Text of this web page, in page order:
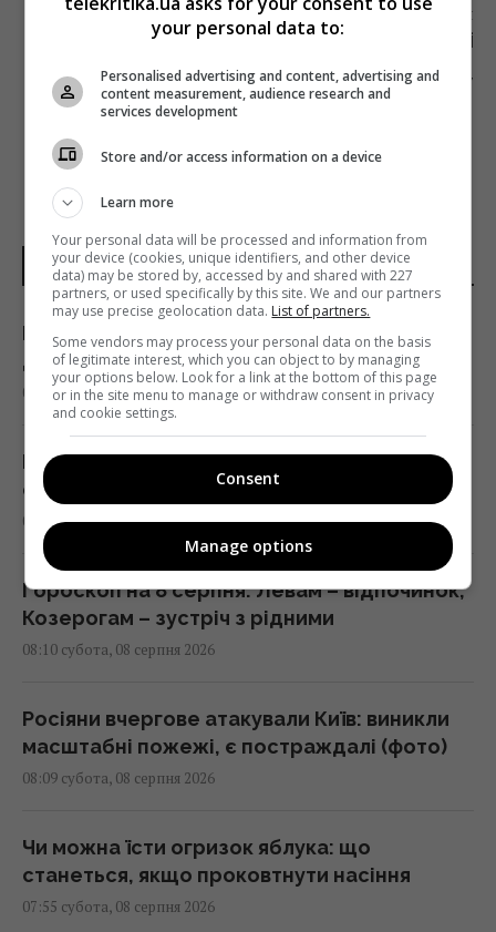
Наступна стаття
ЧЛЕНИ АМЕРИКАНСЬКОЇ КІНОАКАДЕМІЇ
ВИДОМ НА ЛЕДІ ҐАҐУ
НОВИНИ УКРАЇНИ І СВІТУ
Гороскоп на 8 серпня за картами Таро:
Дівам - суперечки, Ракам - емоції
08:20 субота, 08 серпня 2026
Похолодання та дощі йдуть по Україні: де 8
серпня стане свіжіше
08:15 субота, 08 серпня 2026
Гороскоп на 8 серпня: Левам – відпочинок,
Козерогам – зустріч з рідними
08:10 субота, 08 серпня 2026
Росіяни вчергове атакували Київ: виникли
масштабні пожежі, є постраждалі (фото)
08:09 субота, 08 серпня 2026
Чи можна їсти огризок яблука: що
станеться, якщо проковтнути насіння
07:55 субота, 08 серпня 2026
your personal data to:
Personalised advertising and content, advertising and
content measurement, audience research and
services development
Store and/or access information on a device
Learn more
Your personal data will be processed and information from
your device (cookies, unique identifiers, and other device
data) may be stored by, accessed by and shared with 227
partners, or used specifically by this site. We and our partners
may use precise geolocation data. List of partners.
Some vendors may process your personal data on the basis
of legitimate interest, which you can object to by managing
your options below. Look for a link at the bottom of this page
or in the site menu to manage or withdraw consent in privacy
and cookie settings.
Consent
Manage options